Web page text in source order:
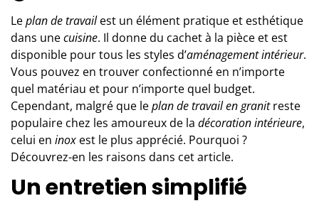
Leplan de travailest un élément pratique et esthétique
dans unecuisine. Il donne du cachet à la pièce et est
disponible pour tous les styles d’aménagement intérieur.
Vous pouvez en trouver confectionné en n’importe
quel matériau et pour n’importe quel budget.
Cependant, malgré que leplan de travail en granitreste
populaire chez les amoureux de la décoration intérieure,
celui en inox est le plus apprécié. Pourquoi ?
Découvrez-en les raisons dans cet article.
Un entretiensimplifié